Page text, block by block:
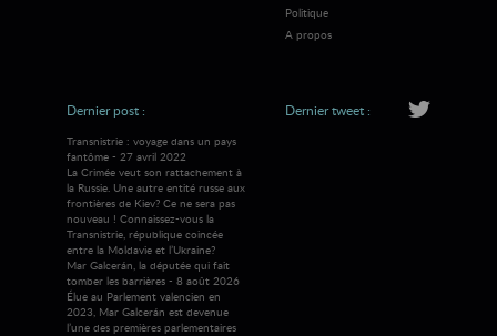
Politique
A propos
Dernier post :
Transnistrie : voyage dans un pays
fantôme - 27 avril 2022
La Crimée veut son rattachement à
la Russie. Une autre entité russe aux
frontières de Kiev? Ce ne sera pas
nouveau ! Connaissez-vous la
Transnistrie, république coincée
entre la Moldavie et l’Ukraine?
Mar Galcerán, la députée qui fait
tomber les barrières - 8 août 2026
Élue au Parlement valencien en
2023, Mar Galcerán est devenue
l’une des premières parlementaires
Dernier tweet :